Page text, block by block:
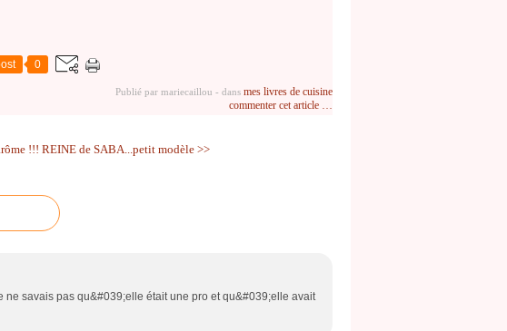
0
Publié par mariecaillou - dans mes livres de cuisine
commenter cet article …
!!! REINE de SABA...petit modèle >>
savais pas qu&#039;elle était une pro et qu&#039;elle avait